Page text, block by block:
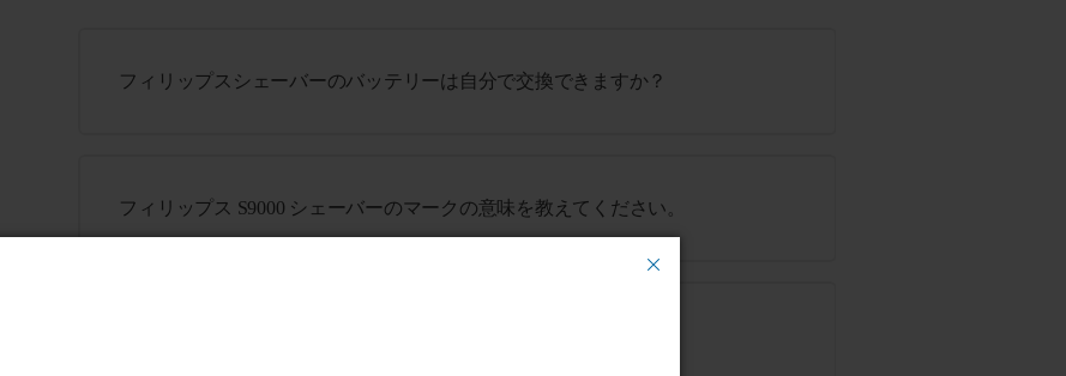
フィリップスシェーバーのバッテリーは自分で交換できますか？
フィリップス S9000 シェーバーのマークの意味を教えてください。